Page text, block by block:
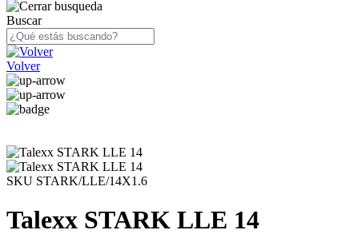
Buscar
Volver
SKU STARK/LLE/14X1.6
Talexx STARK LLE 14